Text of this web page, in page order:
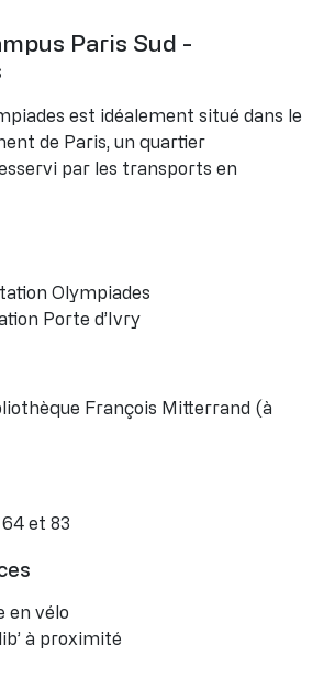
Paris Sud -
est idéalement situé dans le
de Paris, un quartier
par les transports en
Olympiades
Porte d’Ivry
François Mitterrand (à
et 83
en vélo
à proximité